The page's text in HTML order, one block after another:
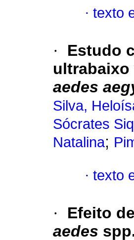
· texto
·
Estudo
ultrabaixo
aedes
Silva,
Sócrates
Natalina;
· texto
·
Efeito
aedes